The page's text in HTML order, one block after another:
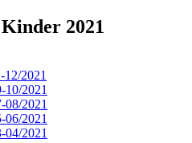
2021
2021
2021
2021
2021
2021